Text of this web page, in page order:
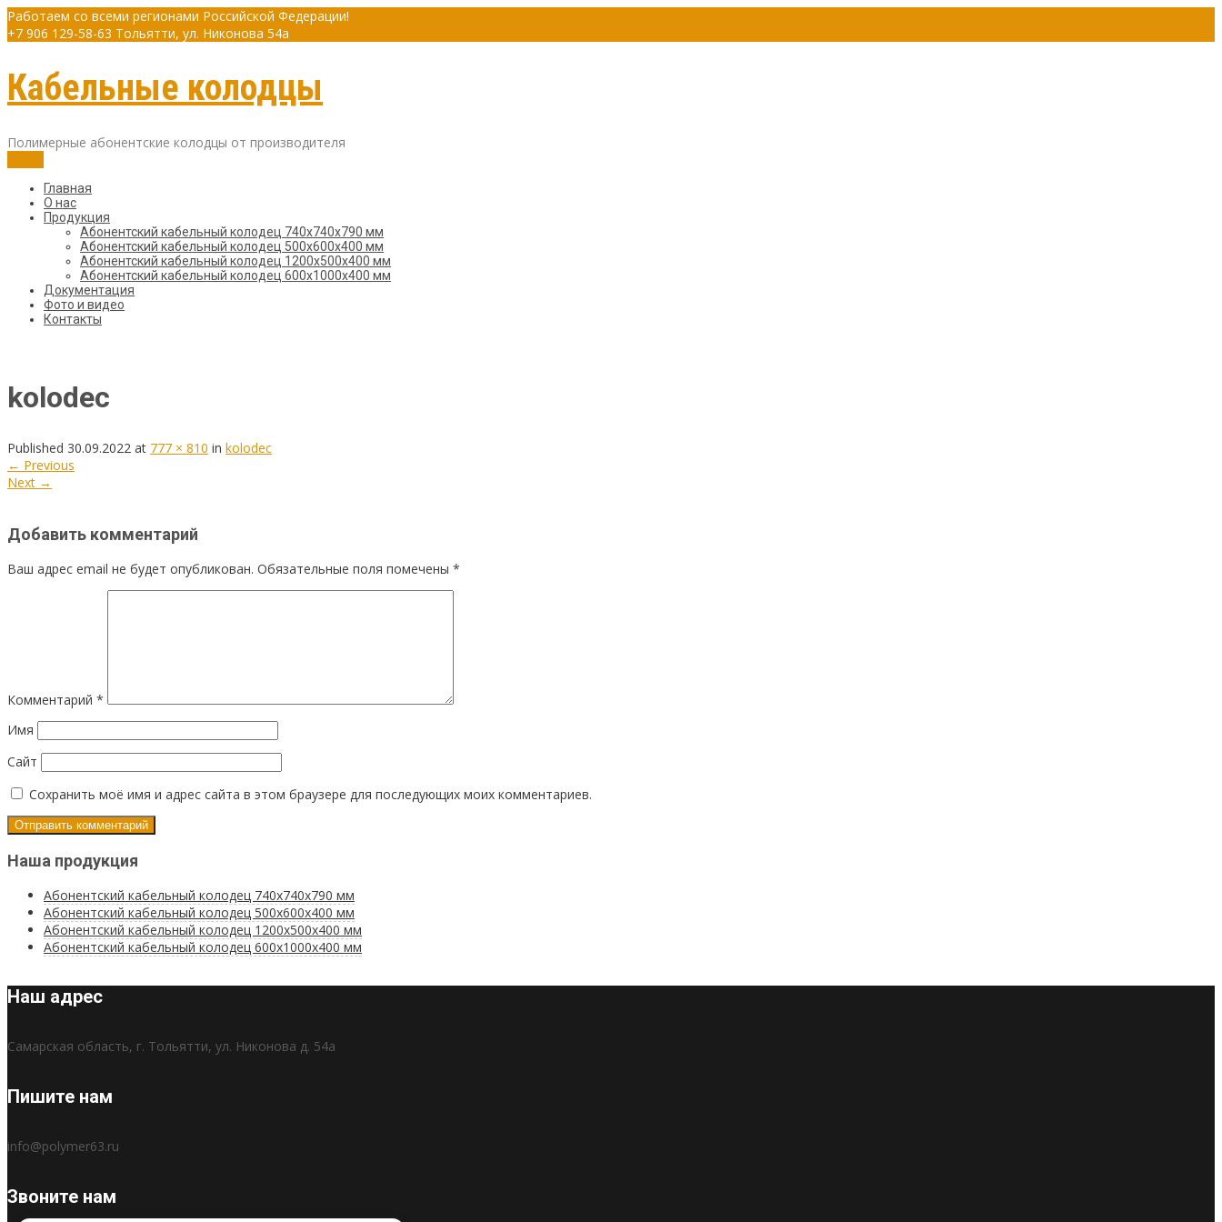
Работаем со всеми регионами Российской Федерации!
+7 906 129-58-63 Тольятти, ул. Никонова 54а
Кабельные колодцы
Полимерные абонентские колодцы от производителя
Главная
О нас
Продукция
Абонентский кабельный колодец 740х740х790 мм
Абонентский кабельный колодец 500х600х400 мм
Абонентский кабельный колодец 1200х500х400 мм
Абонентский кабельный колодец 600х1000х400 мм
Документация
Фото и видео
Контакты
kolodec
Published 30.09.2022 at 777 × 810 in kolodec
← Previous
Next →
Добавить комментарий
Ваш адрес email не будет опубликован. Обязательные поля помечены *
Комментарий *
Имя
Сайт
Сохранить моё имя и адрес сайта в этом браузере для последующих моих комментариев.
Наша продукция
Абонентский кабельный колодец 740х740х790 мм
Абонентский кабельный колодец 500х600х400 мм
Абонентский кабельный колодец 1200х500х400 мм
Абонентский кабельный колодец 600х1000х400 мм
Наш адрес
Самарская область, г. Тольятти, ул. Никонова д. 54а
Пишите нам
info@polymer63.ru
Звоните нам